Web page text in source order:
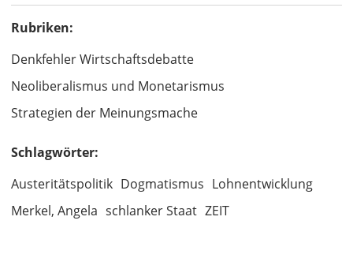
Rubriken:
Denkfehler Wirtschaftsdebatte
Neoliberalismus und Monetarismus
Strategien der Meinungsmache
Schlagwörter:
Austeritätspolitik Dogmatismus Lohnentwicklung
Merkel, Angela schlanker Staat ZEIT